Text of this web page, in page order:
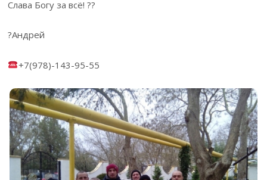
Слава Богу за всё! ??
?Андрей
+7(978)-143-95-55